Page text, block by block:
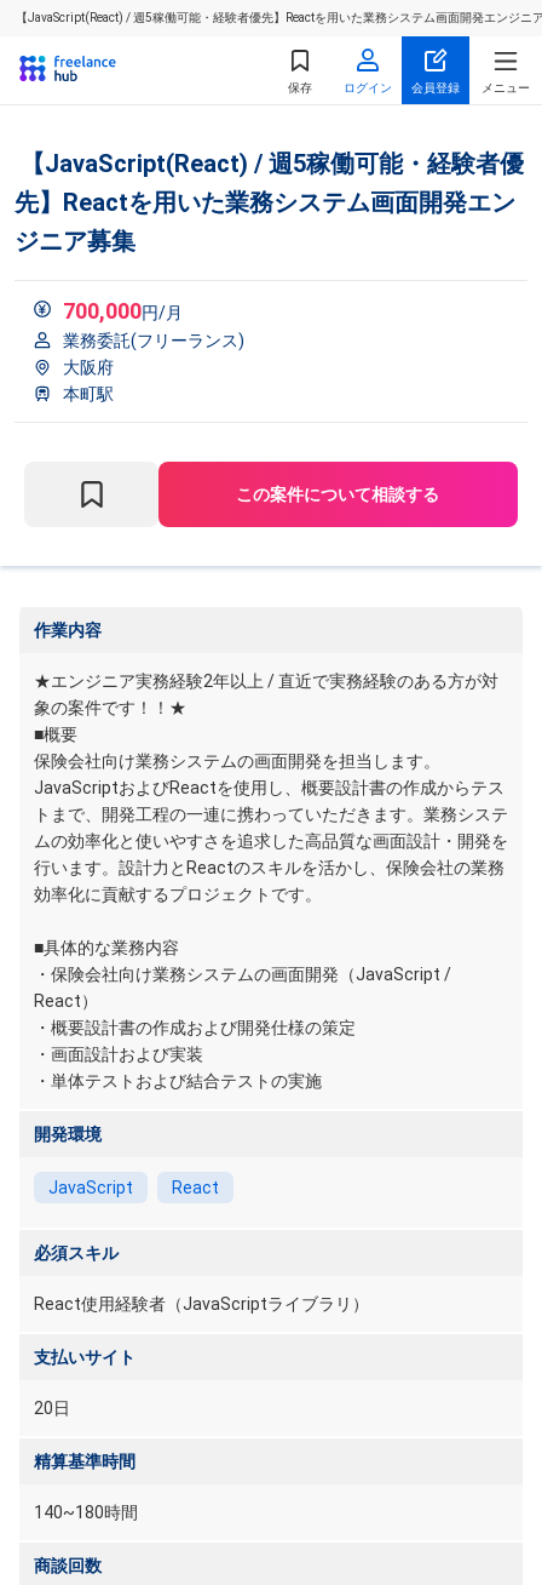
【JavaScript(React) / 週5稼働可能・経験者優先】Reactを用いた業務システム画面開発エンジ
保存 ログイン 会員登録 メニュー
【JavaScript(React) / 週5稼働可能・経験者優
先】Reactを用いた業務システム画面開発エン
ジニア募集
700,000円/月
業務委託(フリーランス)
大阪府
本町駅
この案件について相談する
作業内容
★エンジニア実務経験2年以上 / 直近で実務経験のある方が対
象の案件です！！★
■概要
保険会社向け業務システムの画面開発を担当します。
JavaScriptおよびReactを使用し、概要設計書の作成からテス
トまで、開発工程の一連に携わっていただきます。業務システ
ムの効率化と使いやすさを追求した高品質な画面設計・開発を
行います。設計力とReactのスキルを活かし、保険会社の業務
効率化に貢献するプロジェクトです。
■具体的な業務内容
・保険会社向け業務システムの画面開発（JavaScript /
React）
・概要設計書の作成および開発仕様の策定
・画面設計および実装
・単体テストおよび結合テストの実施
開発環境
JavaScript React
必須スキル
React使用経験者（JavaScriptライブラリ）
支払いサイト
20日
精算基準時間
140~180時間
商談回数